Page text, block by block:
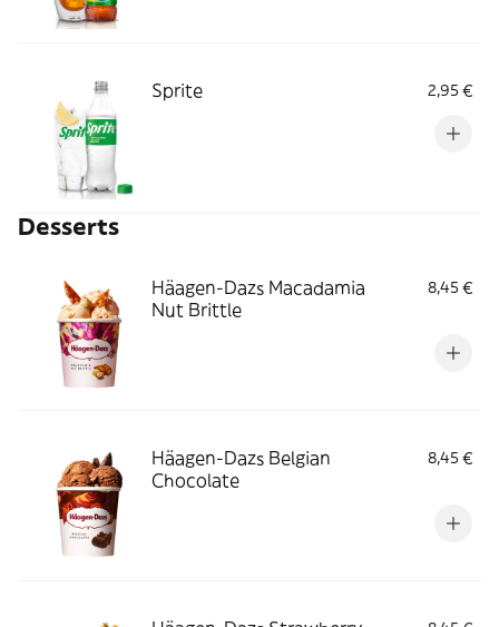
Sprite 2,95 €
Desserts
Häagen-Dazs Macadamia
Nut Brittle
8,45 €
Häagen-Dazs Belgian
Chocolate
8,45 €